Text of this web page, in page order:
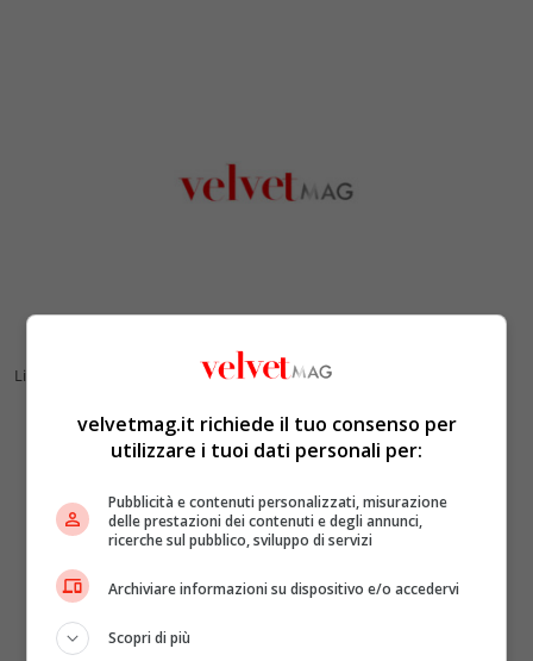
Licia Ronzulli, commissaria di Forza Italia in Lombardia
velvetmag.it richiede il tuo consenso per
utilizzare i tuoi dati personali per:
Pubblicità e contenuti personalizzati, misurazione
delle prestazioni dei contenuti e degli annunci,
ricerche sul pubblico, sviluppo di servizi
Archiviare informazioni su dispositivo e/o accedervi
Scopri di più